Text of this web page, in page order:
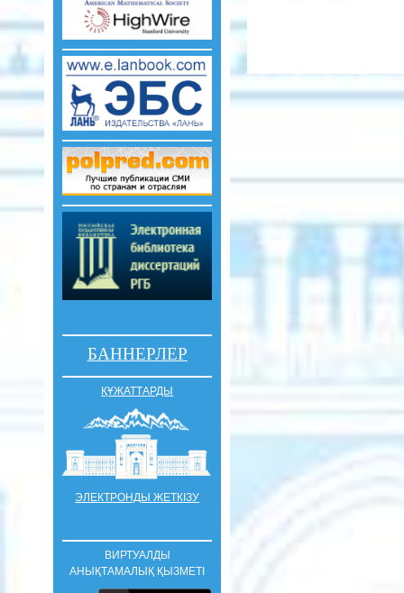
БАННЕРЛЕР
ҚҰЖАТТАРДЫ
ЭЛЕКТРОНДЫ ЖЕТКІЗУ
ВИРТУАЛДЫ
АНЫҚТАМАЛЫҚ ҚЫЗМЕТІ